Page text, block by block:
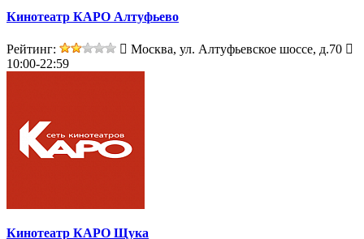
Кинотеатр КАРО Алтуфьево
Рейтинг:
Москва, ул. Алтуфьевское шоссе, д.70
10:00-22:59
Кинотеатр КАРО Щука